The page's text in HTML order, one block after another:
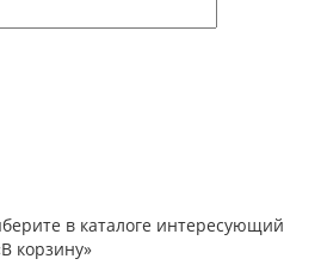
в каталоге интересующий
корзину»